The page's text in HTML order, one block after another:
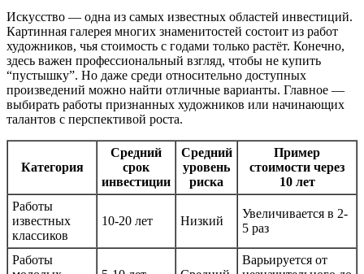
Искусство — одна из самых известных областей инвестиций.
Картинная галерея многих знаменитостей состоит из работ
художников, чья стоимость с годами только растёт. Конечно,
здесь важен профессиональный взгляд, чтобы не купить
“пустышку”. Но даже среди относительно доступных
произведений можно найти отличные варианты. Главное —
выбирать работы признанных художников или начинающих
талантов с перспективой роста.
Категория
Средний
срок
инвестиции
Средний
уровень
риска
Пример
стоимости через
10 лет
Работы
известных
классиков
10-20 лет Низкий
Увеличивается в 2-
5 раз
Работы
Варьируется от